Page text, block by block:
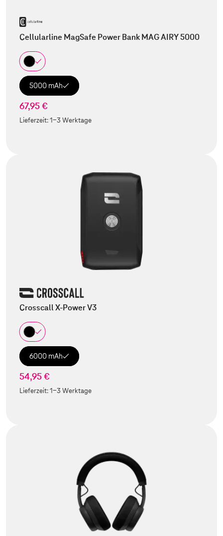
Cellularline MagSafe Power Bank MAG AIRY 5000
5000 mAh
67,95 €
Lieferzeit:1-3 Werktage
Crosscall X-Power V3
6000 mAh
54,95 €
Lieferzeit:1-3 Werktage